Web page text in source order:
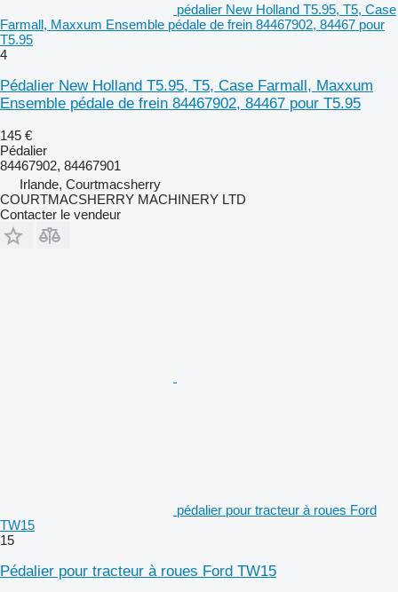
pédalier New Holland T5.95, T5, Case
Farmall, Maxxum Ensemble pédale de frein 84467902, 84467 pour
T5.95
4
Pédalier New Holland T5.95, T5, Case Farmall, Maxxum
Ensemble pédale de frein 84467902, 84467 pour T5.95
145 €
Pédalier
84467902, 84467901
Irlande, Courtmacsherry
COURTMACSHERRY MACHINERY LTD
Contacter le vendeur
pédalier pour tracteur à roues Ford
TW15
15
Pédalier pour tracteur à roues Ford TW15